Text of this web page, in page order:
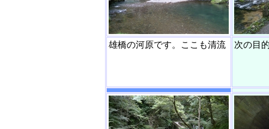
雄橋の河原です。ここも清流 次の目